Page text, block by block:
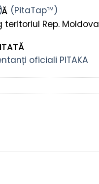
teritoriul Rep. Moldova
oficiali PITAKA